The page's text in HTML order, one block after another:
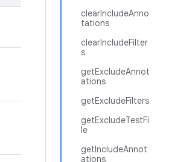
clearIncludeAnno
tations
clearIncludeFilter
s
getExcludeAnnot
ations
getExcludeFilters
getExcludeTestFi
le
getIncludeAnnot
ations